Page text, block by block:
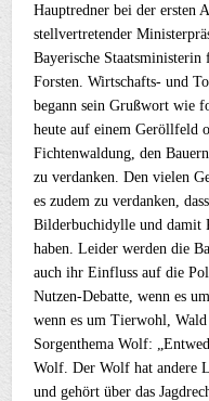
Hauptredner bei der ersten
stellvertretender
Bayerische
Forsten. Wirtschafts- und
begann sein Grußwort wie
heute auf einem Geröllfeld
Fichtenwaldung, den
zu verdanken. Den vielen
es zudem zu verdanken,
Bilderbuchidylle und damit
haben. Leider werden die
auch ihr Einfluss auf die
Nutzen-Debatte, wenn es
wenn es um Tierwohl,
Sorgenthema Wolf:
Wolf. Der Wolf hat andere
und gehört über das